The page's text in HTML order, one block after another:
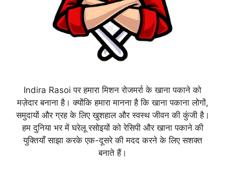
Indira Rasoi पर हमारा मिशन रोजमर्रा के खाना पकाने को
मज़ेदार बनाना है। क्योंकि हमारा मानना है कि खाना पकाना लोगों,
समुदायों और ग्रह के लिए खुशहाल और स्वस्थ जीवन की कुंजी है।
हम दुनिया भर में घरेलू रसोइयों को रेसिपी और खाना पकाने की
युक्तियाँ साझा करके एक-दूसरे की मदद करने के लिए सशक्त
बनाते हैं।